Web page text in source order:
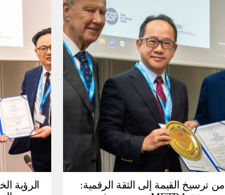
من ترسيخ القيمة إلى الثقة الرقمية:
الرؤية